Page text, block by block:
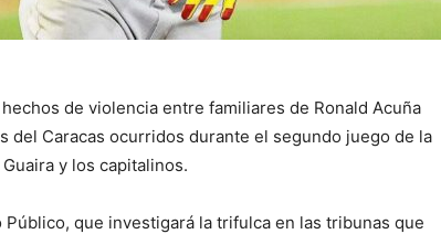
de violencia entre familiares de Ronald Acuña
del Caracas ocurridos durante el segundo juego de la
y los capitalinos.
que investigará la trifulca en las tribunas que